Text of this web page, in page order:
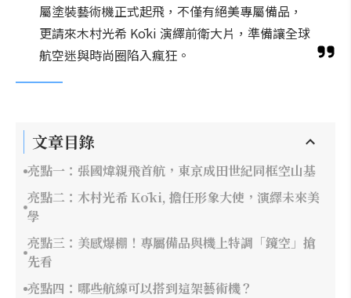
屬塗裝藝術機正式起飛，不僅有絕美專屬備品，
更請來木村光希 Kōki 演繹前衛大片，準備讓全球
航空迷與時尚圈陷入瘋狂。
文章目錄
亮點一：張國煒親飛首航，東京成田世紀同框空山基
亮點二：木村光希 Kōki, 擔任形象大使，演繹未來美
學
亮點三：美感爆棚！專屬備品與機上特調「鏡空」搶
先看
亮點四：哪些航線可以搭到這架藝術機？